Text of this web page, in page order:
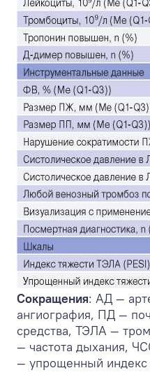
Сокращения: АД —
ангиография, ПД —
средства, ТЭЛА —
— частота дыхания,
— упрощенный индекс